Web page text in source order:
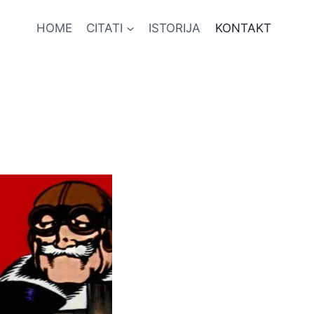
HOME CITATI ISTORIJA KONTAKT